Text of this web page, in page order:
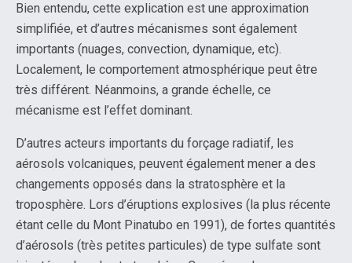
Bien entendu, cette explication est une approximation
simplifiée, et d’autres mécanismes sont également
importants (nuages, convection, dynamique, etc).
Localement, le comportement atmosphérique peut être
très différent. Néanmoins, a grande échelle, ce
mécanisme est l’effet dominant.
D’autres acteurs importants du forçage radiatif, les
aérosols volcaniques, peuvent également mener a des
changements opposés dans la stratosphère et la
troposphère. Lors d’éruptions explosives (la plus récente
étant celle du Mont Pinatubo en 1991), de fortes quantités
d’aérosols (très petites particules) de type sulfate sont